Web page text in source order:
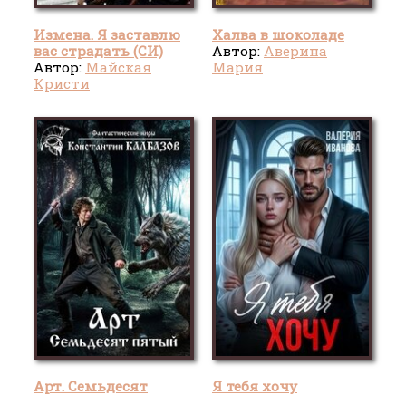
Измена. Я заставлю
вас страдать (СИ)
Автор: Майская
Кристи
Халва в шоколаде
Автор: Аверина
Мария
Арт. Семьдесят
Я тебя хочу